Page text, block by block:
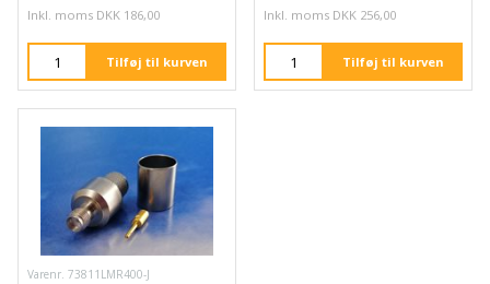
Inkl. moms DKK 186,00
Tilføj til kurven
Inkl. moms DKK 256,00
Tilføj til kurven
Varenr. 73811LMR400-J